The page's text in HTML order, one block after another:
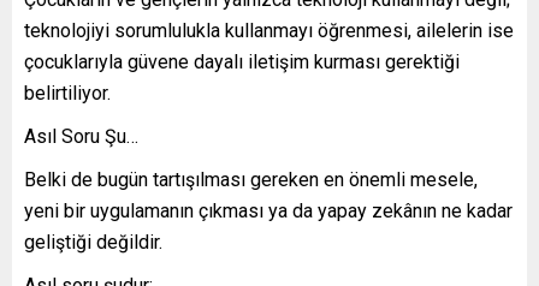
teknolojiyi sorumlulukla kullanmayı öğrenmesi, ailelerin ise
çocuklarıyla güvene dayalı iletişim kurması gerektiği
belirtiliyor.
Asıl Soru Şu…
Belki de bugün tartışılması gereken en önemli mesele,
yeni bir uygulamanın çıkması ya da yapay zekânın ne kadar
geliştiği değildir.